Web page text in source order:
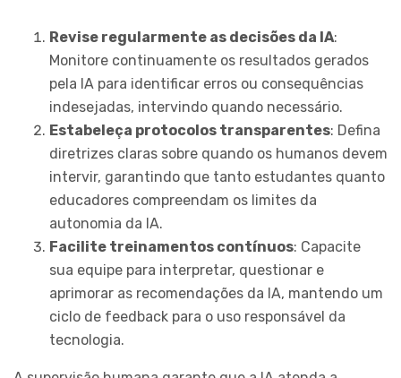
Revise regularmente as decisões da IA:
Monitore continuamente os resultados gerados
pela IA para identificar erros ou consequências
indesejadas, intervindo quando necessário.
Estabeleça protocolos transparentes: Defina
diretrizes claras sobre quando os humanos devem
intervir, garantindo que tanto estudantes quanto
educadores compreendam os limites da
autonomia da IA.
Facilite treinamentos contínuos: Capacite
sua equipe para interpretar, questionar e
aprimorar as recomendações da IA, mantendo um
ciclo de feedback para o uso responsável da
tecnologia.